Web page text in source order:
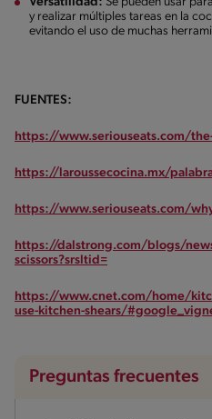
y realizar múltiples tareas en la
evitando el uso de muchas
FUENTES:
https://www.seriouseats.com/
https://laroussecocina.mx/
https://www.seriouseats.com/
https://dalstrong.com/blogs/
scissors?srsltid=
https://www.cnet.com/home/
use-kitchen-shears/
Preguntas frecuentes